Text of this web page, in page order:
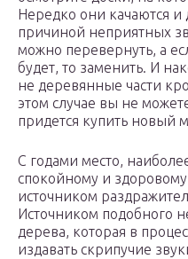
Нередко они качаются
причиной неприятных
можно перевернуть, а
будет, то заменить. И
не деревянные части
этом случае вы не
придется купить новый
С годами место,
спокойному и здоровому
источником
Источником подобного
дерева, которая в
издавать скрипучие